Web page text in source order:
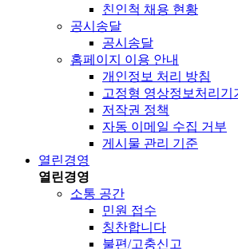
친인척 채용 현황
공시송달
공시송달
홈페이지 이용 안내
개인정보 처리 방침
고정형 영상정보처리기
저작권 정책
자동 이메일 수집 거부
게시물 관리 기준
열린경영
열린경영
소통 공간
민원 접수
칭찬합니다
불편/고충신고